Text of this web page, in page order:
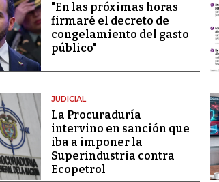
"En las próximas horas
firmaré el decreto de
congelamiento del gasto
público"
JUDICIAL
La Procuraduría
intervino en sanción que
iba a imponer la
Superindustria contra
Ecopetrol